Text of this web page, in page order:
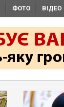
ФОТО ВІДЕО